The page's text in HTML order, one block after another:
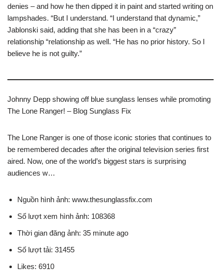
denies – and how he then dipped it in paint and started writing on
lampshades. “But I understand. “I understand that dynamic,”
Jablonski said, adding that she has been in a “crazy”
relationship “relationship as well. “He has no prior history. So I
believe he is not guilty.”
Johnny Depp showing off blue sunglass lenses while promoting
The Lone Ranger! – Blog Sunglass Fix
The Lone Ranger is one of those iconic stories that continues to
be remembered decades after the original television series first
aired. Now, one of the world’s biggest stars is surprising
audiences w…
Nguồn hình ảnh: www.thesunglassfix.com
Số lượt xem hình ảnh: 108368
Thời gian đăng ảnh: 35 minute ago
Số lượt tải: 31455
Likes: 6910